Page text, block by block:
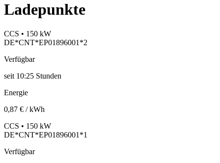
Ladepunkte
CCS • 150 kW
DE*CNT*EP01896001*2
Verfügbar
seit 10:25 Stunden
Energie
0,87 € / kWh
CCS • 150 kW
DE*CNT*EP01896001*1
Verfügbar